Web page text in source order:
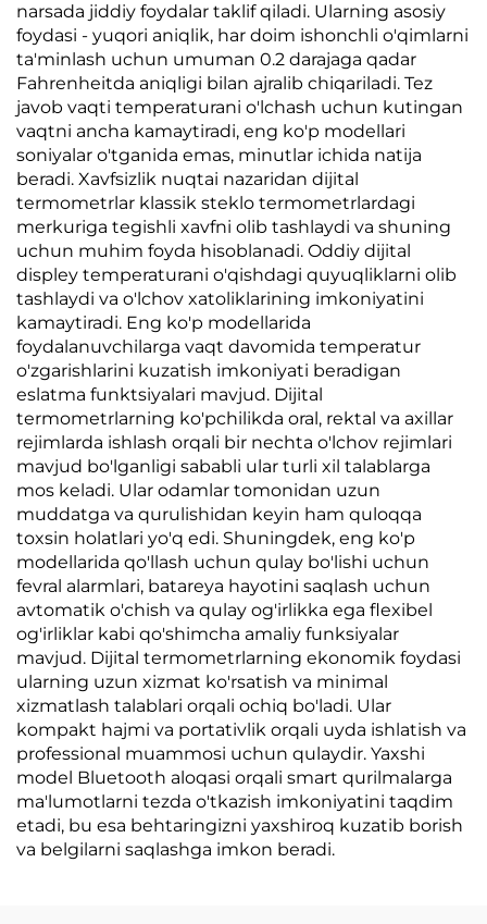
narsada jiddiy foydalar taklif qiladi. Ularning asosiy
foydasi - yuqori aniqlik, har doim ishonchli o'qimlarni
ta'minlash uchun umuman 0.2 darajaga qadar
Fahrenheitda aniqligi bilan ajralib chiqariladi. Tez
javob vaqti temperaturani o'lchash uchun kutingan
vaqtni ancha kamaytiradi, eng ko'p modellari
soniyalar o'tganida emas, minutlar ichida natija
beradi. Xavfsizlik nuqtai nazaridan dijital
termometrlar klassik steklo termometrlardagi
merkuriga tegishli xavfni olib tashlaydi va shuning
uchun muhim foyda hisoblanadi. Oddiy dijital
displey temperaturani o'qishdagi quyuqliklarni olib
tashlaydi va o'lchov xatoliklarining imkoniyatini
kamaytiradi. Eng ko'p modellarida
foydalanuvchilarga vaqt davomida temperatur
o'zgarishlarini kuzatish imkoniyati beradigan
eslatma funktsiyalari mavjud. Dijital
termometrlarning ko'pchilikda oral, rektal va axillar
rejimlarda ishlash orqali bir nechta o'lchov rejimlari
mavjud bo'lganligi sababli ular turli xil talablarga
mos keladi. Ular odamlar tomonidan uzun
muddatga va qurulishidan keyin ham quloqqa
toxsin holatlari yo'q edi. Shuningdek, eng ko'p
modellarida qo'llash uchun qulay bo'lishi uchun
fevral alarmlari, batareya hayotini saqlash uchun
avtomatik o'chish va qulay og'irlikka ega flexibel
og'irliklar kabi qo'shimcha amaliy funksiyalar
mavjud. Dijital termometrlarning ekonomik foydasi
ularning uzun xizmat ko'rsatish va minimal
xizmatlash talablari orqali ochiq bo'ladi. Ular
kompakt hajmi va portativlik orqali uyda ishlatish va
professional muammosi uchun qulaydir. Yaxshi
model Bluetooth aloqasi orqali smart qurilmalarga
ma'lumotlarni tezda o'tkazish imkoniyatini taqdim
etadi, bu esa behtaringizni yaxshiroq kuzatib borish
va belgilarni saqlashga imkon beradi.